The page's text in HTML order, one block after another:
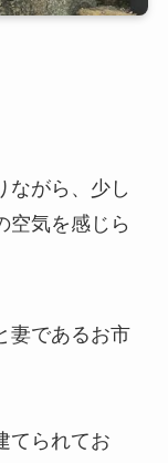
ながら、少し
空気を感じら
妻であるお市
てられてお